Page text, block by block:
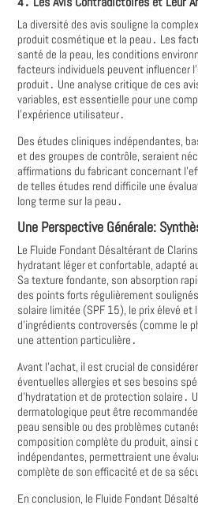
La diversité des avis souligne la
produit cosmétique et la peau․ Les
santé de la peau, les conditions
facteurs individuels peuvent influencer
produit․ Une analyse critique de ces
variables, est essentielle pour une
l'expérience utilisateur․
Des études cliniques indépendantes,
et des groupes de contrôle, seraient
affirmations du fabricant concernant
de telles études rend difficile une
long terme sur la peau․
Une Perspective Générale:
Le Fluide Fondant Désaltérant de
hydratant léger et confortable, adapté
Sa texture fondante, son absorption
des points forts régulièrement
solaire limitée (SPF 15), le prix élevé et
d'ingrédients controversés (comme le
une attention particulière․
Avant l'achat, il est crucial de
éventuelles allergies et ses besoins
d'hydratation et de protection solaire․
dermatologique peut être
peau sensible ou des problèmes
composition complète du produit, ainsi
indépendantes, permettraient une
complète de son efficacité et de sa
En conclusion, le Fluide Fondant